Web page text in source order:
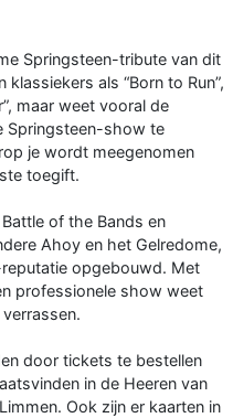
Springsteen-tribute van dit
als “Born to Run”,
maar weet vooral de
Springsteen-show te
je wordt meegenomen
toegift.
of the Bands en
Ahoy en het Gelredome,
opgebouwd. Met
professionele show weet
door tickets te bestellen
in de Heeren van
Ook zijn er kaarten in